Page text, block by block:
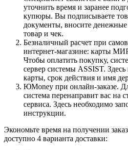
уточнить время и заранее
купюры. Вы подписываете
документы, вносите денежные
товар и чек.
Безналичный расчет при
интернет-магазине: карты
Чтобы оплатить покупку,
сервер системы ASSIST.
карты, срок действия и имя
ЮMoney при онлайн-заказе.
система перенаправит вас на
сервиса. Здесь необходимо
инструкции.
Экономьте время на получении
доступно 4 варианта доставки: